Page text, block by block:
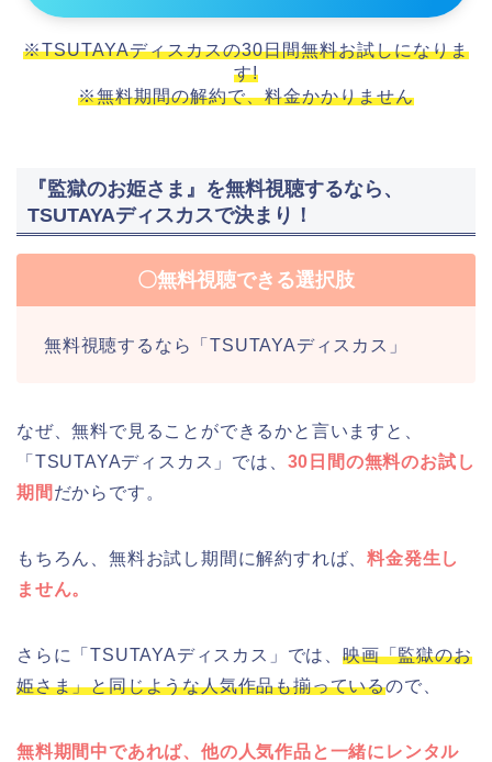
※TSUTAYAディスカスの30日間無料お試しになりま
す!
※無料期間の解約で、料金かかりません
『監獄のお姫さま』を無料視聴するなら、
TSUTAYAディスカスで決まり！
〇無料視聴できる選択肢
無料視聴するなら「TSUTAYAディスカス」
なぜ、無料で見ることができるかと言いますと、
「TSUTAYAディスカス」では、 30日間の無料のお試し
期間 だからです。
もちろん、無料お試し期間に解約すれば、料金発生し
ません。
さらに「TSUTAYAディスカス」では、 映画「監獄のお
姫さま」と同じような人気作品も揃っているので、
無料期間中であれば、他の人気作品と一緒にレンタル